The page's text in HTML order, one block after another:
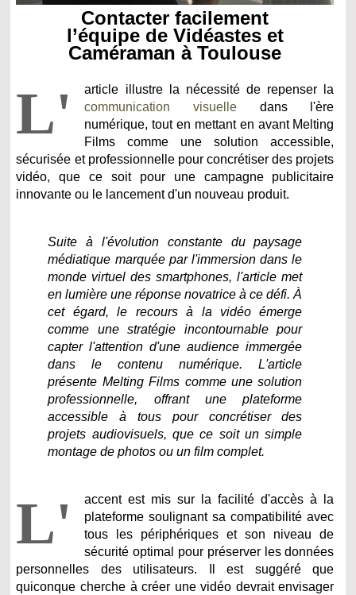
Contacter facilement
l’équipe de Vidéastes et
Caméraman à Toulouse
L'
article illustre la nécessité de repenser la
communication visuelle dans l'ère
numérique, tout en mettant en avant Melting
Films comme une solution accessible,
sécurisée et professionnelle pour concrétiser des projets
vidéo, que ce soit pour une campagne publicitaire
innovante ou le lancement d'un nouveau produit.
Suite à l'évolution constante du paysage
médiatique marquée par l'immersion dans le
monde virtuel des smartphones, l'article met
en lumière une réponse novatrice à ce défi. À
cet égard, le recours à la vidéo émerge
comme une stratégie incontournable pour
capter l'attention d'une audience immergée
dans le contenu numérique. L'article
présente Melting Films comme une solution
professionnelle, offrant une plateforme
accessible à tous pour concrétiser des
projets audiovisuels, que ce soit un simple
montage de photos ou un film complet.
L'
accent est mis sur la facilité d'accès à la
plateforme soulignant sa compatibilité avec
tous les périphériques et son niveau de
sécurité optimal pour préserver les données
personnelles des utilisateurs. Il est suggéré que
quiconque cherche à créer une vidéo devrait envisager